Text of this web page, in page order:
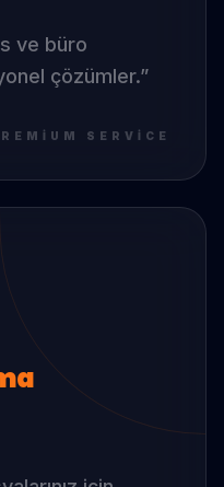
ve büro
çözümler.”
SERVICE